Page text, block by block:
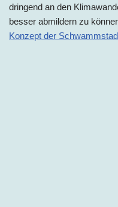
dringend an den
besser abmildern zu
Konzept der